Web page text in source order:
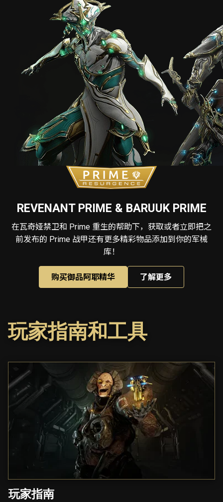
REVENANT PRIME & BARUUK PRIME
在瓦奇娅禁卫和 Prime 重生的帮助下，获取或者立即把之
前发布的 Prime 战甲还有更多精彩物品添加到你的军械
库！
购买御品阿耶精华 了解更多
玩家指南和工具
玩家指南